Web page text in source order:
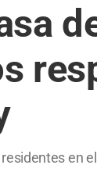
en